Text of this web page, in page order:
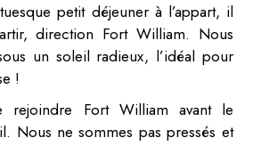
petit déjeuner à l’appart, il
direction Fort William. Nous
un soleil radieux, l’idéal pour
!
rejoindre Fort William avant le
Nous ne sommes pas pressés et